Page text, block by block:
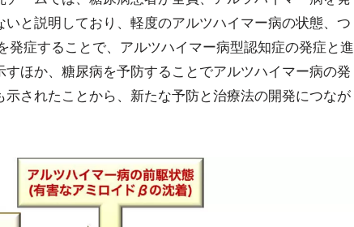
と説明しており、軽度のアルツハイマー病の状態、つ
発症することで、アルツハイマー病型認知症の発症と進
ほか、糖尿病を予防することでアルツハイマー病の発
されたことから、新たな予防と治療法の開発につなが